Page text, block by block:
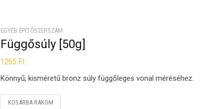
EGYÉB ÉPÍTŐSZERSZÁM
Függősúly [50g]
1265 Ft
Könnyű, kisméretű bronz súly függőleges vonal méréséhez.
KOSÁRBA RAKOM